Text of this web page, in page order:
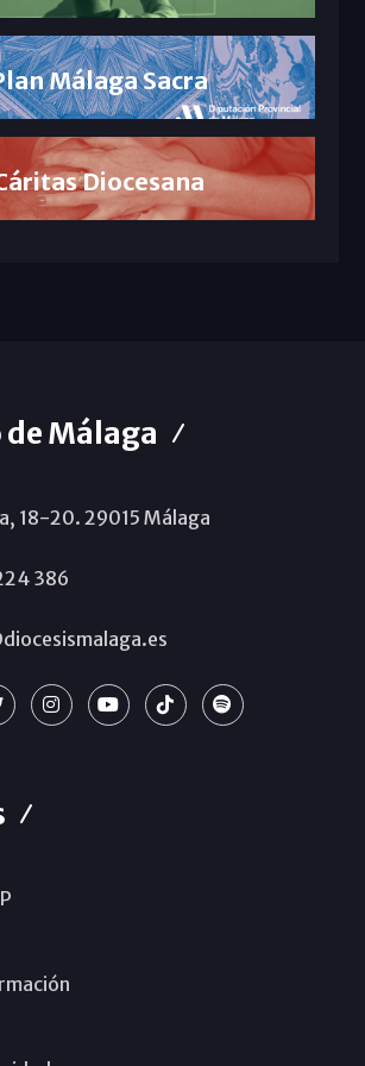
Málaga Sacra
Diocesana
Málaga
18-20. 29015 Málaga
386